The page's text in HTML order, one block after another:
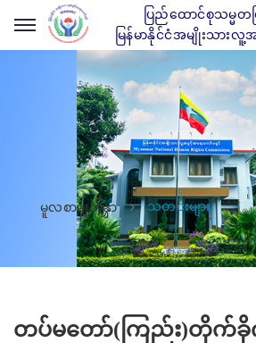
ပြည်ထောင်စုသမ္မတ
မြန်မာနိုင်ငံအမျိုးသား
မူလစာမျက်နှာ သတင်းများ
တပ်မတော်(ကြည်း)တိုက်ခိုက်